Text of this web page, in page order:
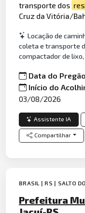
transporte dos
Cruz da Vitória/
Locação de
coleta e transporte
compactador de lixo,
Data do
Início do
03/08/2026
Assistente IA
Compartilhar
BRASIL | RS | SALTO
Prefeitura